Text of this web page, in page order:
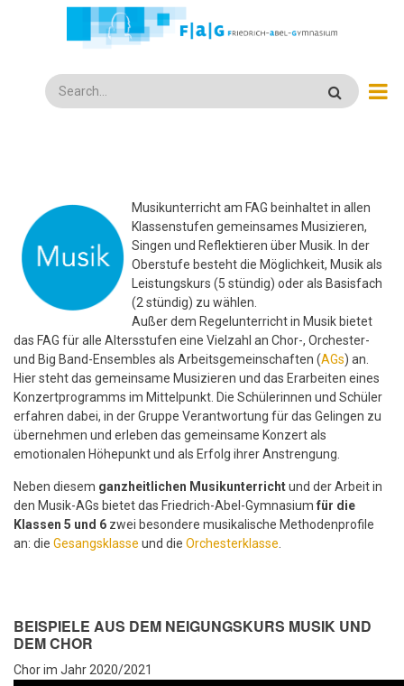
Search
Musikunterricht am FAG beinhaltet in allen
Klassenstufen gemeinsames Musizieren,
Singen und Reflektieren über Musik. In der
Oberstufe besteht die Möglichkeit, Musik als
Leistungskurs (5 stündig) oder als Basisfach
(2 stündig) zu wählen.
Außer dem Regelunterricht in Musik bietet
das FAG für alle Altersstufen eine Vielzahl an Chor-, Orchester-
und Big Band-Ensembles als Arbeitsgemeinschaften (AGs) an.
Hier steht das gemeinsame Musizieren und das Erarbeiten eines
Konzertprogramms im Mittelpunkt. Die Schülerinnen und Schüler
erfahren dabei, in der Gruppe Verantwortung für das Gelingen zu
übernehmen und erleben das gemeinsame Konzert als
emotionalen Höhepunkt und als Erfolg ihrer Anstrengung.
Neben diesem ganzheitlichen Musikunterrichtund der Arbeit in
den Musik-AGs bietet das Friedrich-Abel-Gymnasium für die
Klassen 5 und 6 zwei besondere musikalische Methodenprofile
an: die Gesangsklasse und die Orchesterklasse
BEISPIELE AUS DEM NEIGUNGSKURS MUSIK UND
DEM CHOR
Chor im Jahr 2020/2021